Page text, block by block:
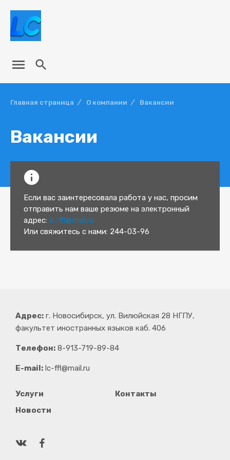
 
Главная страница / О компании / Вакансии
Вакансии

Если вас заинтересовала работа у нас, просим
отправить нам ваше резюме на электронный
адрес: lc-ffl@mail.ru
Или свяжитесь с нами: 244-03-96
Адрес: г. Новосибирск, ул. Вилюйская 28 НГПУ,
факультет иностранных языков каб. 406
Телефон: 8-913-719-89-84
E-mail: lc-ffl@mail.ru
Услуги
Контакты
Новости